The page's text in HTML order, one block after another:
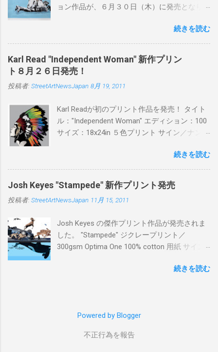
ョン作品が、６月３０日（木）に発売となり
品に落とし込むスタイルは今作でも健在。(
PITSの過去記事はこちらから ) 発売日：6月30
日(木)19時 タイトル：SWEET KISS カラー：
BLUE/MINT GREEN/PINK/YELLOW エディショ
ン：各色５ サイズ：800mm × 550mm 価格：
¥16,000(¥17,280) 購入は、 こちら から
続きを読む
Karl Read "Independent Woman" 新作プリン
ト８月２６日発売！
投稿者: StreetArtNewsJapan 8月 19, 2011
Karl Readが初のプリント作品を発売！ タイト
ル："Independent Woman" エディション：100
サイズ：18x24in ５色プリント サイン／ナンバ
ドフィニッシュバージョン（エディション：
25）$125 購入は８月２６日に こちら から
続きを読む
Josh Keyes "Stampede" 新作プリント発売
投稿者: StreetArtNewsJapan 11月 15, 2011
Josh Keyes の傑作プリント作品が発売されま
した。 "Stampede" ジクレープリント／
300gsm Optima One 100% cotton 用紙 サイズ:
ィション：350 価格: $350 + 送料 購入は こち
続きを読む
Powered by Blogger
不正行為を報告